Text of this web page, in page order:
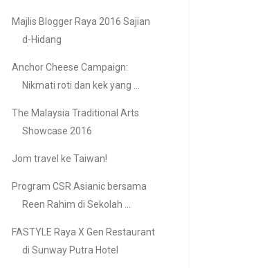
Majlis Blogger Raya 2016 Sajian
d-Hidang
Anchor Cheese Campaign:
Nikmati roti dan kek yang ...
The Malaysia Traditional Arts
Showcase 2016
Jom travel ke Taiwan!
Program CSR Asianic bersama
Reen Rahim di Sekolah ...
FASTYLE Raya X Gen Restaurant
di Sunway Putra Hotel